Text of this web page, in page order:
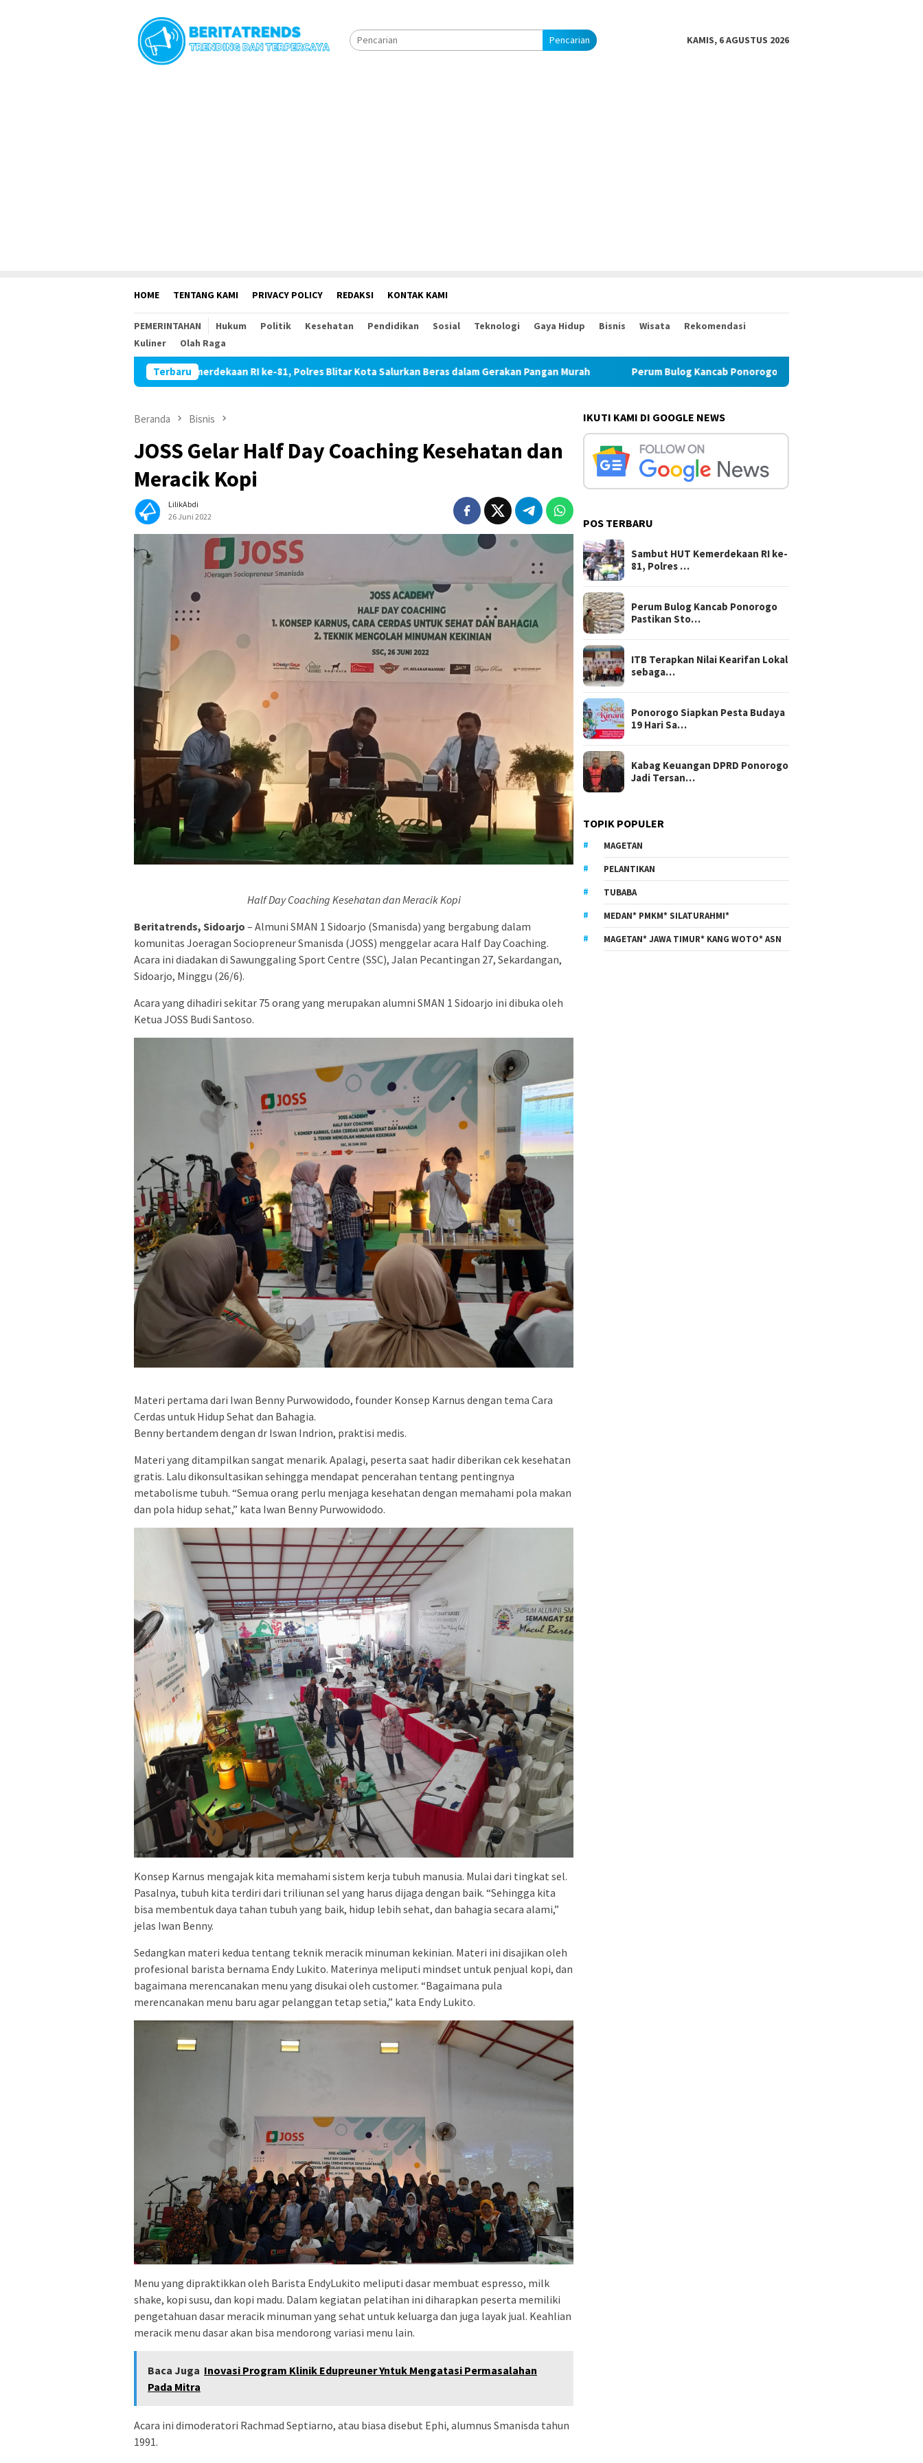
Pencarian KAMIS, 6 AGUSTUS 2026
HOME TENTANG KAMI PRIVACY POLICY REDAKSI KONTAK KAMI
PEMERINTAHAN Hukum Politik Kesehatan Pendidikan Sosial Teknologi Gaya Hidup Bisnis Wisata
Rekomendasi
Kuliner
Olah Raga
Terbaru
HUT Kemerdekaan RI ke-81, Polres Blitar Kota Salurkan Beras dalam Gerakan Pangan Murah Perum Bulog Kancab Ponorogo Pastikan Stok Beras di Magetan Aman Hingga Tahun
Beranda Bisnis
JOSS Gelar Half Day Coaching Kesehatan dan
Meracik Kopi
LilikAbdi
26 Juni 2022
Half Day Coaching Kesehatan dan Meracik Kopi
Beritatrends, Sidoarjo – Almuni SMAN 1 Sidoarjo (Smanisda) yang bergabung dalam
komunitas Joeragan Sociopreneur Smanisda (JOSS) menggelar acara Half Day Coaching.
Acara ini diadakan di Sawunggaling Sport Centre (SSC), Jalan Pecantingan 27, Sekardangan,
Sidoarjo, Minggu (26/6).
Acara yang dihadiri sekitar 75 orang yang merupakan alumni SMAN 1 Sidoarjo ini dibuka oleh
Ketua JOSS Budi Santoso.
Materi pertama dari Iwan Benny Purwowidodo, founder Konsep Karnus dengan tema Cara
Cerdas untuk Hidup Sehat dan Bahagia.
Benny bertandem dengan dr Iswan Indrion, praktisi medis.
Materi yang ditampilkan sangat menarik. Apalagi, peserta saat hadir diberikan cek kesehatan
gratis. Lalu dikonsultasikan sehingga mendapat pencerahan tentang pentingnya
metabolisme tubuh. “Semua orang perlu menjaga kesehatan dengan memahami pola makan
dan pola hidup sehat,” kata Iwan Benny Purwowidodo.
Konsep Karnus mengajak kita memahami sistem kerja tubuh manusia. Mulai dari tingkat sel.
Pasalnya, tubuh kita terdiri dari triliunan sel yang harus dijaga dengan baik. “Sehingga kita
bisa membentuk daya tahan tubuh yang baik, hidup lebih sehat, dan bahagia secara alami,”
jelas Iwan Benny.
Sedangkan materi kedua tentang teknik meracik minuman kekinian. Materi ini disajikan oleh
profesional barista bernama Endy Lukito. Materinya meliputi mindset untuk penjual kopi, dan
bagaimana merencanakan menu yang disukai oleh customer. “Bagaimana pula
merencanakan menu baru agar pelanggan tetap setia,” kata Endy Lukito.
Menu yang dipraktikkan oleh Barista EndyLukito meliputi dasar membuat espresso, milk
shake, kopi susu, dan kopi madu. Dalam kegiatan pelatihan ini diharapkan peserta memiliki
pengetahuan dasar meracik minuman yang sehat untuk keluarga dan juga layak jual. Keahlian
meracik menu dasar akan bisa mendorong variasi menu lain.
Baca Juga Inovasi Program Klinik Edupreuner Yntuk Mengatasi Permasalahan
Pada Mitra
Acara ini dimoderatori Rachmad Septiarno, atau biasa disebut Ephi, alumnus Smanisda tahun
1991.
IKUTI KAMI DI GOOGLE NEWS
POS TERBARU
Sambut HUT Kemerdekaan RI ke-
81, Polres …
Perum Bulog Kancab Ponorogo
Pastikan Sto…
ITB Terapkan Nilai Kearifan Lokal
sebaga…
Ponorogo Siapkan Pesta Budaya
19 Hari Sa…
Kabag Keuangan DPRD Ponorogo
Jadi Tersan…
TOPIK POPULER
MAGETAN
PELANTIKAN
TUBABA
MEDAN* PMKM* SILATURAHMI*
MAGETAN* JAWA TIMUR* KANG WOTO* ASN